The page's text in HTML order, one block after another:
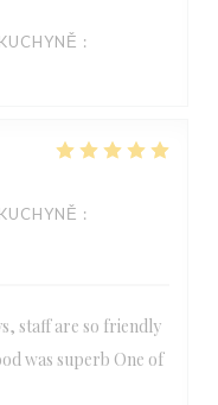
KUCHYNĚ :
KUCHYNĚ :
staff are so friendly
was superb One of